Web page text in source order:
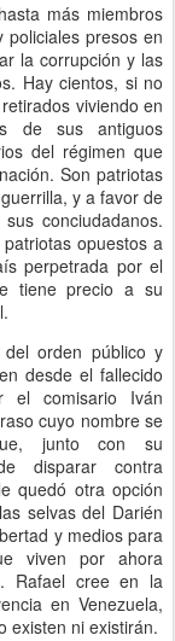
más miembros
policiales presos en
la corrupción y las
Hay cientos, si no
viviendo en
de sus antiguos
del régimen que
Son patriotas
y a favor de
conciudadanos.
opuestos a
perpetrada por el
tiene precio a su
orden público y
desde el fallecido
el comisario Iván
cuyo nombre se
junto con su
disparar contra
quedó otra opción
selvas del Darién
y medios para
viven por ahora
Rafael cree en la
en Venezuela,
existen ni existirán.